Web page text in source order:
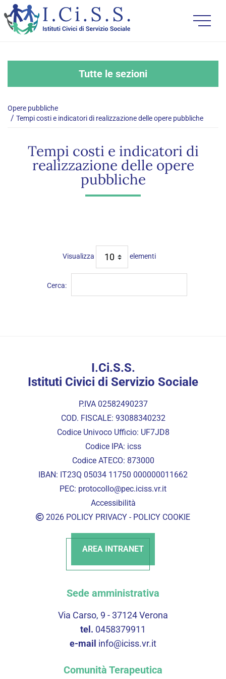
Opere pubbliche
Tempi costi e indicatori di realizzazione delle opere pubbliche
Tempi costi e indicatori di
realizzazione delle opere
pubbliche
Visualizza elementi
Cerca:
Tutte le sezioni
I.Ci.S.S.
Istituti Civici di Servizio Sociale
P.IVA 02582490237
COD. FISCALE: 93088340232
Codice Univoco Ufficio: UF7JD8
Codice IPA: icss
Codice ATECO: 873000
IBAN: IT23Q 05034 11750 000000011662
PEC: protocollo@pec.iciss.vr.it
Accessibilità
2026 POLICY PRIVACY - POLICY COOKIE
AREA INTRANET
Sede amministrativa
Via Carso, 9 - 37124 Verona
tel. 0458379911
e-mail info@iciss.vr.it
Comunità Terapeutica